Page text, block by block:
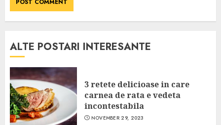
ALTE POSTARI INTERESANTE
3 retete delicioase in care
carnea de rata e vedeta
incontestabila
NOVEMBER 29, 2023